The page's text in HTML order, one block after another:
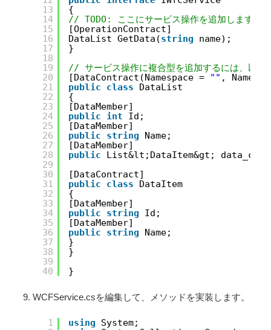
13
14
15
16
17
18
19
20
21
22
23
24
25
26
27
28
29
30
31
32
33
34
35
36
37
38
39
40
{
// TODO: ここにサービス操作を追加します。
[OperationContract]
DataList GetData(string
name);
}
// サービス操作に複合型を追加するには、以下
[DataContract(Namespace = "" , Name =
public
class
DataList
{
[DataMember]
public
int
Id;
[DataMember]
public
string
Name;
[DataMember]
public
List&lt;DataItem&gt;
[DataContract]
public
class
DataItem
{
[DataMember]
public
string
Id;
[DataMember]
public
string
Name;
}
}
}
WCFService.csを編集して、メソッドを実装します。
1
using
System;